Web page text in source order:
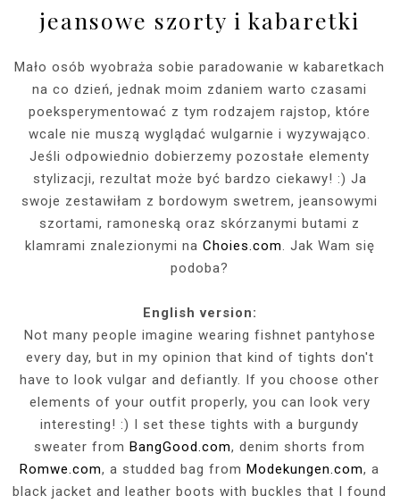
jeansowe szorty i kabaretki
Mało osób wyobraża sobie paradowanie w kabaretkach
na co dzień, jednak moim zdaniem warto czasami
poeksperymentować z tym rodzajem rajstop, które
wcale nie muszą wyglądać wulgarnie i wyzywająco.
Jeśli odpowiednio dobierzemy pozostałe elementy
stylizacji, rezultat może być bardzo ciekawy! :) Ja
swoje zestawiłam z bordowym swetrem, jeansowymi
szortami, ramoneską oraz skórzanymi butami z
klamrami znalezionymi na Choies.com. Jak Wam się
podoba?
English version:
Not many people imagine wearing fishnet pantyhose
every day, but in my opinion that kind of tights don't
have to look vulgar and defiantly. If you choose other
elements of your outfit properly, you can look very
interesting! :) I set these tights with a burgundy
sweater fromBangGood.com, denim shorts from
Romwe.com, a studded bag fromModekungen.com, a
black jacket and leather boots with buckles that I found